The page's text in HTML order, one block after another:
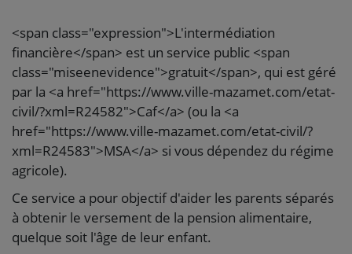
<span class="expression">L'intermédiation
financière</span> est un service public <span
class="miseenevidence">gratuit</span>, qui est géré
par la <a href="https://www.ville-mazamet.com/etat-
civil/?xml=R24582">Caf</a> (ou la <a
href="https://www.ville-mazamet.com/etat-civil/?
xml=R24583">MSA</a> si vous dépendez du régime
agricole).
Ce service a pour objectif d'aider les parents séparés
à obtenir le versement de la pension alimentaire,
quelque soit l'âge de leur enfant.